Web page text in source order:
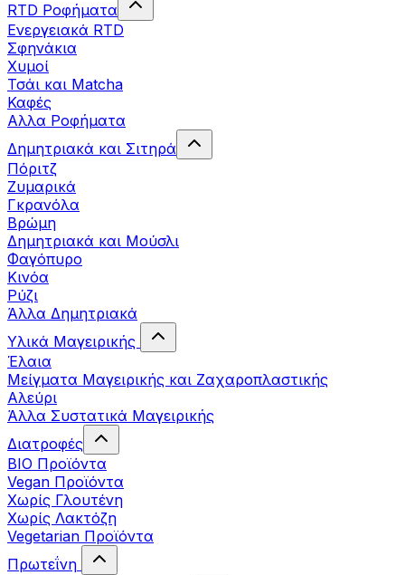
RTD Ροφήματα
Ενεργειακά RTD
Σφηνάκια
Χυμοί
Τσάι και Matcha
Καφές
Αλλα Ροφήματα
Δημητριακά και Σιτηρά
Πόριτζ
Ζυμαρικά
Γκρανόλα
Βρώμη
Δημητριακά και Μούσλι
Φαγόπυρο
Κινόα
Ρύζι
Άλλα Δημητριακά
Υλικά Μαγειρικής
Έλαια
Μείγματα Μαγειρικής και Ζαχαροπλαστικής
Αλεύρι
Άλλα Συστατικά Μαγειρικής
Διατροφές
BIO Προϊόντα
Vegan Προϊόντα
Χωρίς Γλουτένη
Χωρίς Λακτόζη
Vegetarian Προϊόντα
Πρωτεΐνη